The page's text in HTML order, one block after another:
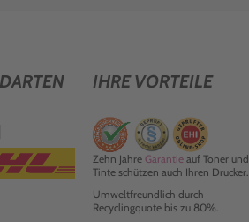
IHRE VORTEILE
Zehn Jahre Garantieauf Toner und
Tinte schützen auch Ihren Drucker.
Umweltfreundlich durch
Recyclingquote bis zu 80%.